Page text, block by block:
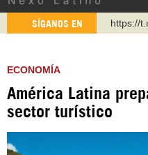
SÍGANOS EN
https://
https://
http://
ECONOMÍA
América Latina
sector turístico